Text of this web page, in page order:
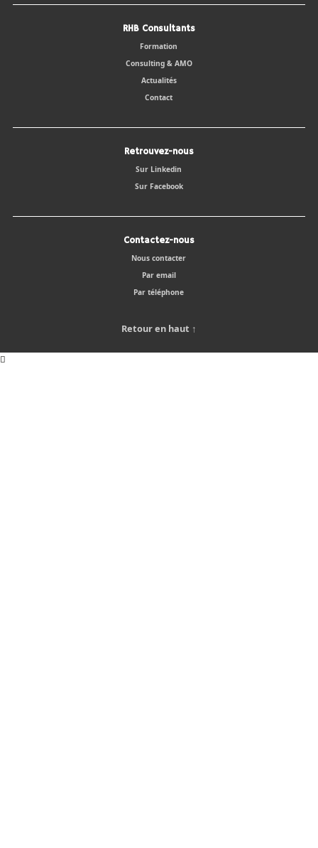
RHB Consultants
Formation
Consulting & AMO
Actualités
Contact
Retrouvez-nous
Sur Linkedin
Sur Facebook
Contactez-nous
Nous contacter
Par email
Par téléphone
Retour en haut ↑